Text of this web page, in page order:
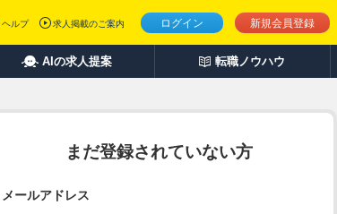
ログイン 新規会員登録
ヘルプ 求人掲載のご案内
AIの求人提案 転職ノウハウ
まだ登録されていない方
メールアドレス